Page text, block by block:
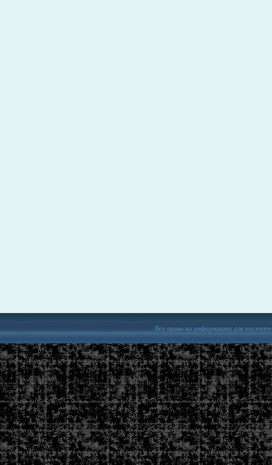
Все права на информацию для